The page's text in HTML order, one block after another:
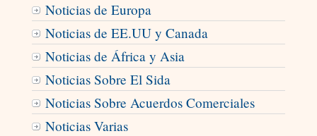
Noticias de Europa
Noticias de EE.UU y Canada
Noticias de África y Asia
Noticias Sobre El Sida
Noticias Sobre Acuerdos Comerciales
Noticias Varias